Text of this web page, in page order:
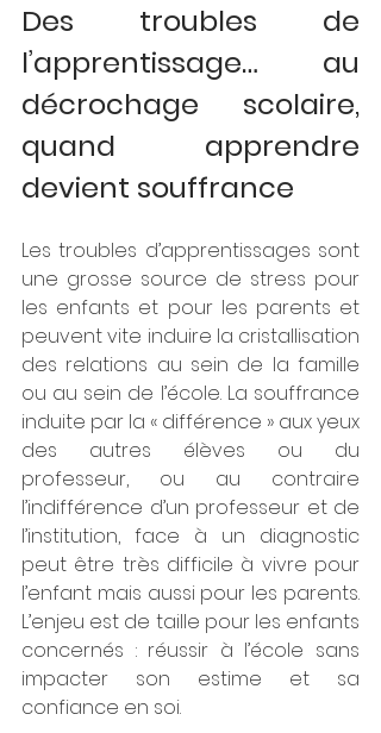
Des troubles de
l’apprentissage… au
décrochage scolaire,
quand apprendre
devient souffrance
Les troubles d’apprentissages sont
une grosse source de stress pour
les enfants et pour les parents et
peuvent vite induire la cristallisation
des relations au sein de la famille
ou au sein de l’école. La souffrance
induite par la « différence » aux yeux
des autres élèves ou du
professeur, ou au contraire
l’indifférence d’un professeur et de
l’institution, face à un diagnostic
peut être très difficile à vivre pour
l’enfant mais aussi pour les parents.
L’enjeu est de taille pour les enfants
concernés : réussir à l’école sans
impacter son estime et sa
confiance en soi.